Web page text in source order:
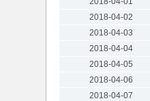
2018-04-02
2018-04-03
2018-04-04
2018-04-05
2018-04-06
2018-04-07